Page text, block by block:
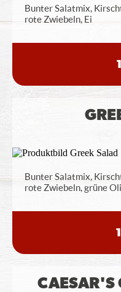
Bunter Salatmix,
rote Zwiebeln, Ei
Bunter Salatmix,
rote Zwiebeln, grüne
CAESAR'S